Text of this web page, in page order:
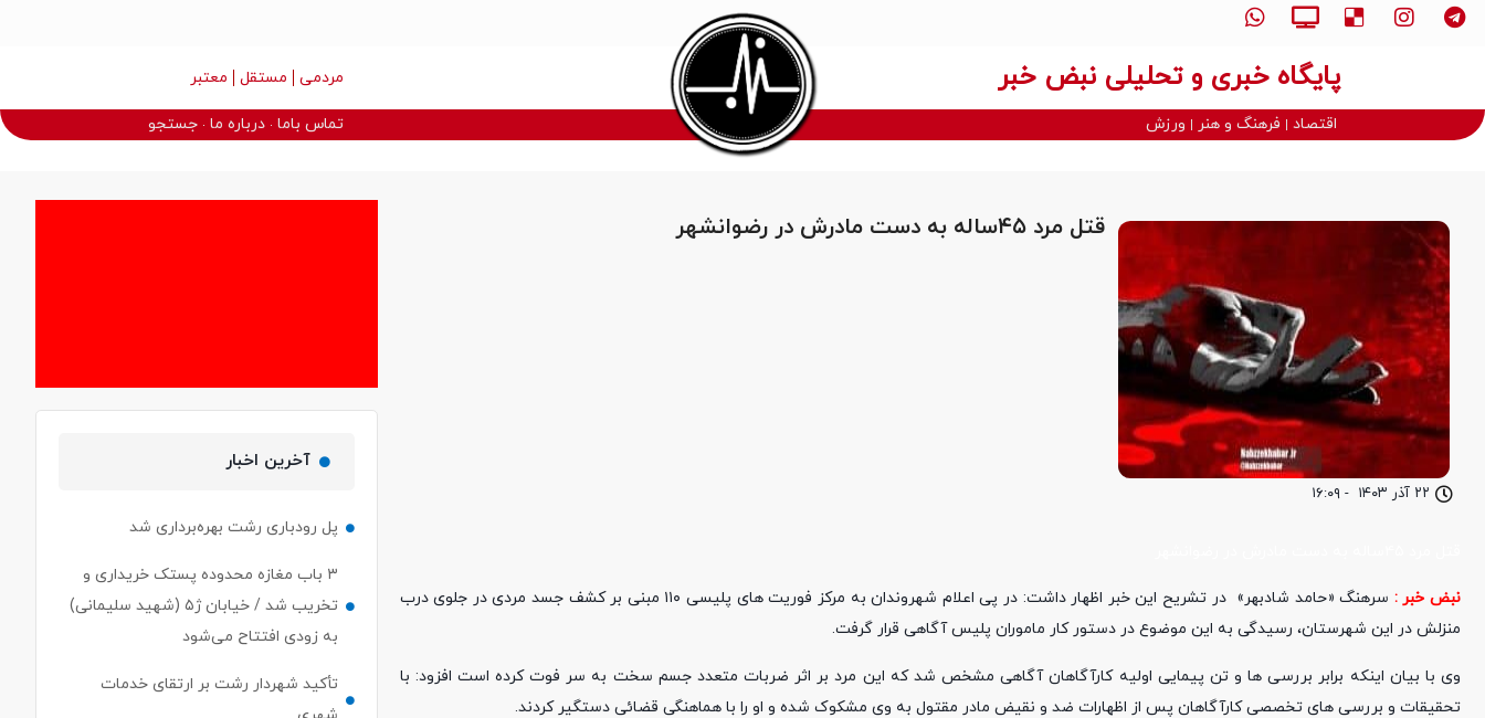
پایگاه خبری و تحلیلی نبض خبر مردمی مستقل معتبر
اقتصاد فرهنگ و هنر ورزش تماس باما درباره ما جستجو
۲۲ آذر ۱۴۰۳ - ۱۶:۰۹
قتل مرد ۴۵ساله به دست مادرش در رضوانشهر
نبض خبر :
سرهنگ «حامد شادبهر» در تشریح این خبر اظهار داشت: در پی اعلام شهروندان به مرکز فوریت های پلیسی ۱۱۰ مبنی بر کشف جسد مردی در جلوی درب
منزلش در این شهرستان، رسیدگی به این موضوع در دستور کار ماموران پلیس آگاهی قرار گرفت.
وی با بیان اینکه برابر بررسی ها و تن پیمایی اولیه کارآگاهان آگاهی مشخص شد که این مرد بر اثر ضربات متعدد جسم سخت به سر فوت کرده است افزود: با
تحقیقات و بررسی های تخصصی کارآگاهان پس از اظهارات ضد و نقیض مادر مقتول به وی مشکوک شده و او را با هماهنگی قضائی دستگیر کردند.
آخرین اخبار
پل رودباری رشت بهره‌برداری شد
۳ باب مغازه محدوده پستک خریداری و
تخریب شد / خیابان ژ۵ (شهید سلیمانی)
به زودی افتتاح می‌شود
تأکید شهردار رشت بر ارتقای خدمات